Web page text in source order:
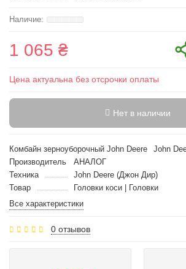
1 065 ₴
Цена актуальна без отсрочки оплаты
Нет в наличии
Комбайн зерноуборочный John Deere
John
Производитель
АНАЛОГ
Техника
John Deere (Джон Дир)
Товар
Головки коси | Головки
Все характеристики
0 отзывов